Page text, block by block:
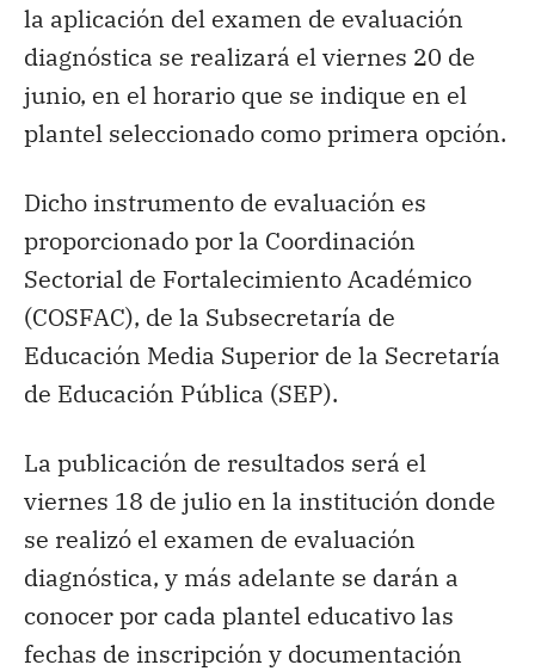
la aplicación del examen de evaluación
diagnóstica se realizará el viernes 20 de
junio, en el horario que se indique en el
plantel seleccionado como primera opción.
Dicho instrumento de evaluación es
proporcionado por la Coordinación
Sectorial de Fortalecimiento Académico
(COSFAC), de la Subsecretaría de
Educación Media Superior de la Secretaría
de Educación Pública (SEP).
La publicación de resultados será el
viernes 18 de julio en la institución donde
se realizó el examen de evaluación
diagnóstica, y más adelante se darán a
conocer por cada plantel educativo las
fechas de inscripción y documentación